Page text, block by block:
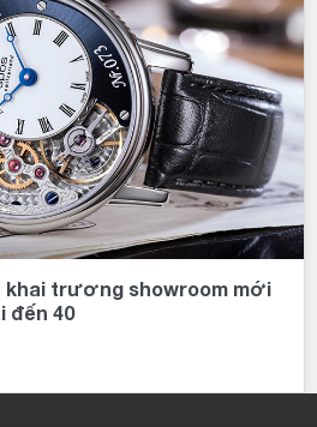
khai trương showroom mới
đến 40